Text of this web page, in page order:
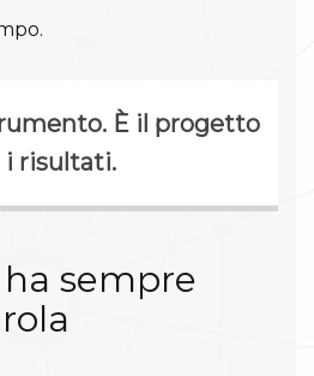
È il progetto
i risultati.
sempre